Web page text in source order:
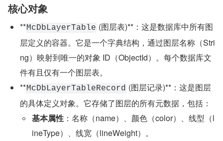
核心对象
**McDbLayerTable (图层表)**：这是数据库中所有图
层定义的容器。它是一个字典结构，通过图层名称（Stri
ng）映射到唯一的对象 ID（ObjectId）。每个数据库文
件有且仅有一个图层表。
**McDbLayerTableRecord (图层记录)**：这是图层
的具体定义对象。它存储了图层的所有元数据，包括：
基本属性 ：名称（name）、颜色（color）、线型（l
ineType）、线宽（lineWeight）。